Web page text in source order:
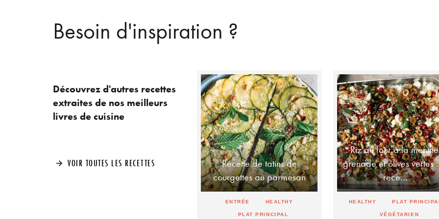
Besoin d'inspiration ?
Découvrez d'autres recettes
extraites de nos meilleurs
livres de cuisine
arrow_forward VOIR TOUTES LES RECETTES
Recette de tatins de
courgettes au parmesan
ENTRÉE HEALTHY
PLAT PRINCIPAL
Riz au four à la
grenade et olives vertes
rece…
HEALTHY PLAT
VÉGÉTARIEN